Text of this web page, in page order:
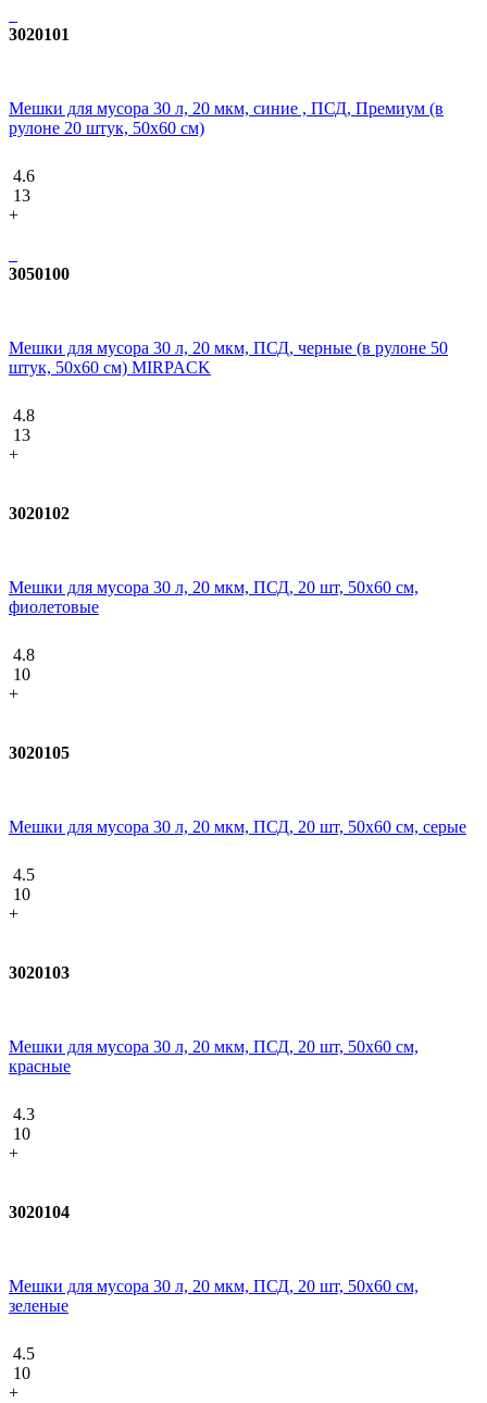
3020101
Мешки для мусора 30 л, 20 мкм, синие , ПСД, Премиум (в
рулоне 20 штук, 50х60 см)
4.6
13
+
3050100
Мешки для мусора 30 л, 20 мкм, ПСД, черные (в рулоне 50
штук, 50х60 см) MIRPACK
4.8
13
+
3020102
Мешки для мусора 30 л, 20 мкм, ПСД, 20 шт, 50х60 см,
фиолетовые
4.8
10
+
3020105
Мешки для мусора 30 л, 20 мкм, ПСД, 20 шт, 50х60 см, серые
4.5
10
+
3020103
Мешки для мусора 30 л, 20 мкм, ПСД, 20 шт, 50х60 см,
красные
4.3
10
+
3020104
Мешки для мусора 30 л, 20 мкм, ПСД, 20 шт, 50х60 см,
зеленые
4.5
10
+